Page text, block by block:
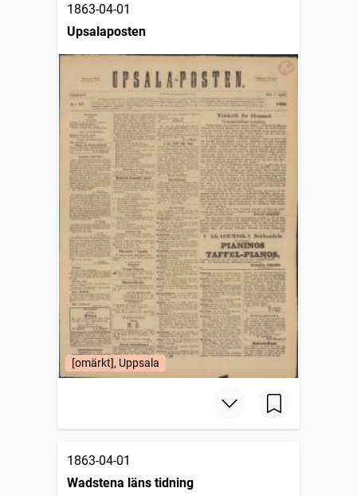
1863-04-01
Upsalaposten
[omärkt], Uppsala
1863-04-01
Wadstena läns tidning